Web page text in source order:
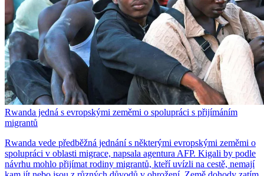
Rwanda jedná s evropskými zeměmi o spolupráci s přijímáním
migrantů
Rwanda vede předběžná jednání s některými evropskými zeměmi o
spolupráci v oblasti migrace, napsala agentura AFP. Kigali by podle
návrhu mohlo přijímat rodiny migrantů, kteří uvízli na cestě, nemají